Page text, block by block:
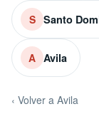
S Santo
A Avila
‹ Volver a Avila